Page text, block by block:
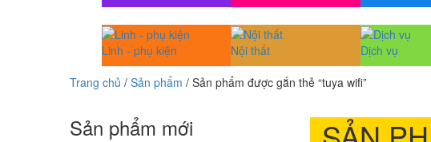
Linh - phụ kiện Nội thất
Dịch vụ
Trang chủ / Sản phẩm / Sản phẩm được gắn thẻ “tuya wifi”
Sản phẩm mới